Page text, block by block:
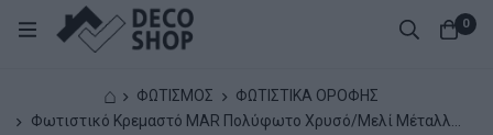
0
⌂ ΦΩΤΙΣΜΟΣ
ΦΩΤΙΣΤΙΚΑ ΟΡΟΦΗΣ
Φωτιστικό Κρεμαστό MAR Πολύφωτο Χρυσό/Μελί Μέταλλο/